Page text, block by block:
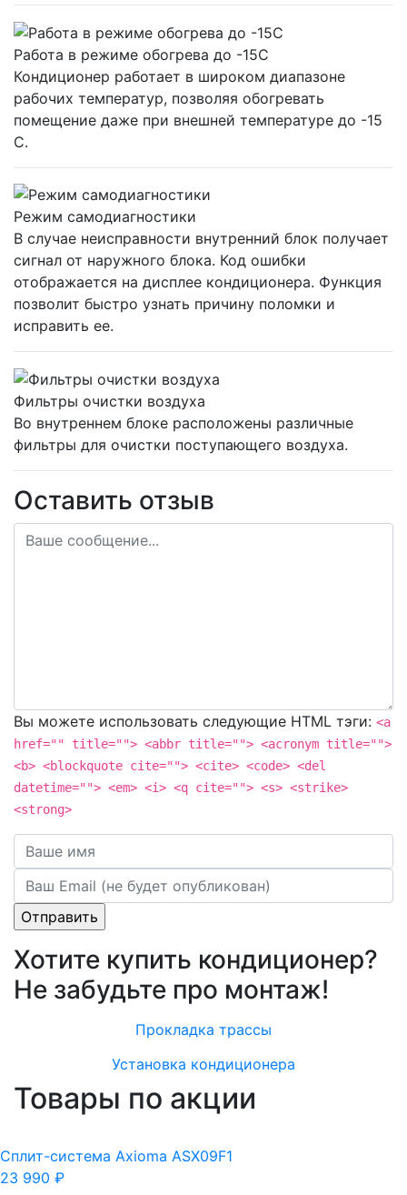
Работа в режиме обогрева до -15С
Кондиционер работает в широком диапазоне
рабочих температур, позволяя обогревать
помещение даже при внешней температуре до -15
С.
Режим самодиагностики
В случае неисправности внутренний блок получает
сигнал от наружного блока. Код ошибки
отображается на дисплее кондиционера. Функция
позволит быстро узнать причину поломки и
исправить ее.
Фильтры очистки воздуха
Во внутреннем блоке расположены различные
фильтры для очистки поступающего воздуха.
Оставить отзыв
Вы можете использовать следующие HTML тэги: <a
href="" title=""> <abbr title=""> <acronym title="">
<b> <blockquote cite=""> <cite> <code> <del
datetime=""> <em> <i> <q cite=""> <s> <strike>
<strong>
Хотите купить кондиционер?
Не забудьте про монтаж!
Прокладка трассы
Установка кондиционера
Товары по акции
Cплит-система Axioma ASX09F1
23 990 ₽